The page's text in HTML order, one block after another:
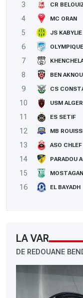
3
CR
4
MC ORAN
5
JS KABYLIE
6
7
8
BEN
9
CS
10
USM ALGER
11
ES SETIF
12
MB
13
ASO CHLEF
14
PARADOU
15
16
EL BAYADH
LA VAR
DE REDOUANE